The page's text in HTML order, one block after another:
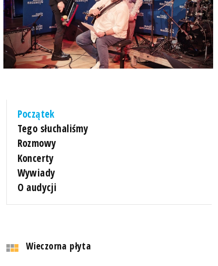
Początek
Tego słuchaliśmy
Rozmowy
Koncerty
Wywiady
O audycji
Wieczorna płyta